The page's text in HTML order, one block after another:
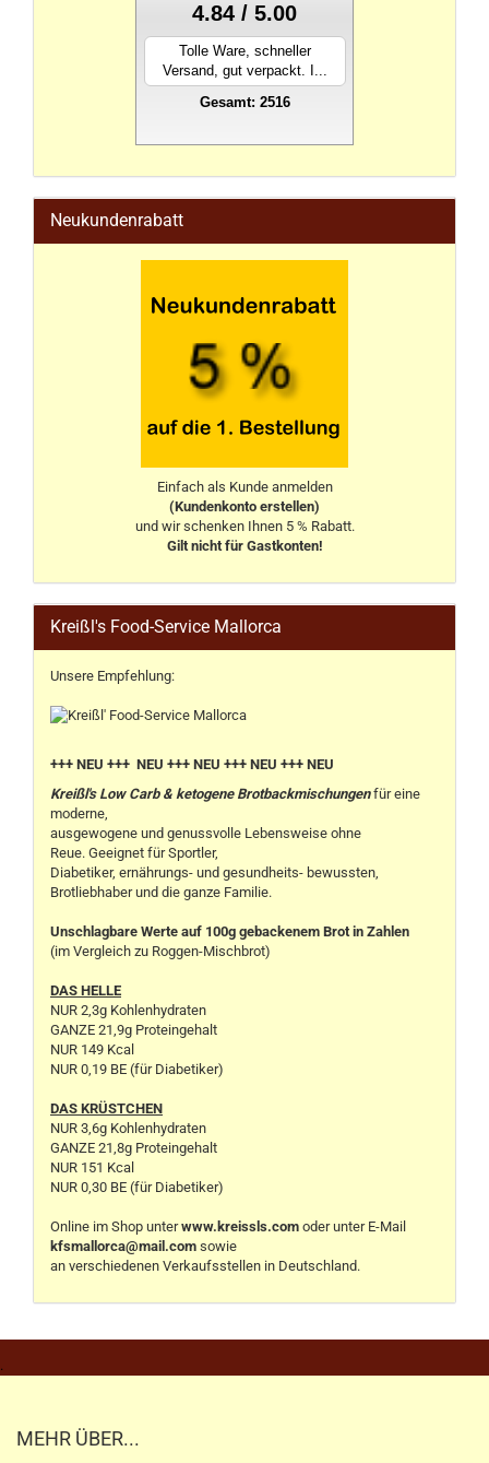
4.84 / 5.00
Tolle Ware, schneller
Versand, gut verpackt. I...
Gesamt: 2516
Neukundenrabatt
Einfach als Kunde anmelden
(Kundenkonto erstellen)
und wir schenken Ihnen 5 % Rabatt.
Gilt nicht für Gastkonten!
Kreißl's Food-Service Mallorca
Unsere Empfehlung:
+++ NEU +++ NEU +++ NEU +++ NEU +++ NEU
Kreißl's Low Carb & ketogene Brotbackmischungenfür eine
moderne,
ausgewogene und genussvolle Lebensweise ohne
Reue. Geeignet für Sportler,
Diabetiker, ernährungs- und gesundheits- bewussten,
Brotliebhaber und die ganze Familie.
Unschlagbare Werte auf 100g gebackenem Brot in Zahlen
(im Vergleich zu Roggen-Mischbrot)
DAS HELLE
NUR 2,3g Kohlenhydraten
GANZE 21,9g Proteingehalt
NUR 149 Kcal
NUR 0,19 BE (für Diabetiker)
DAS KRÜSTCHEN
NUR 3,6g Kohlenhydraten
GANZE 21,8g Proteingehalt
NUR 151 Kcal
NUR 0,30 BE (für Diabetiker)
Online im Shop unterwww.kreissls.com oder unter E-Mail
kfsmallorca@mail.com sowie
an verschiedenen Verkaufsstellen in Deutschland.
.
MEHR ÜBER...